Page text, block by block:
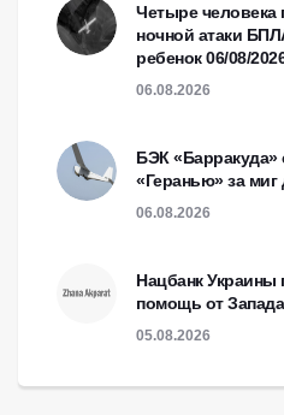
Четыре человека
ночной атаки
ребенок 06/08/
06.08.2026
БЭК «Барракуда»
«Геранью» за миг
06.08.2026
Нацбанк Украины
помощь от
05.08.2026